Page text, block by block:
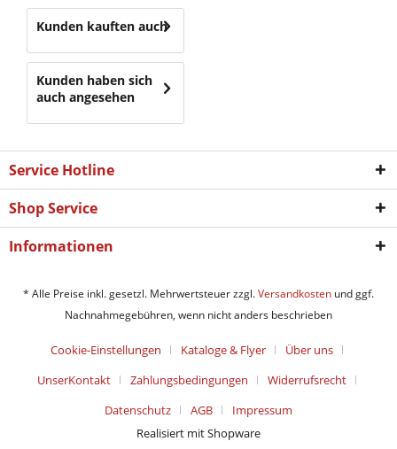
Kunden kauften auch
Kunden haben sich
auch angesehen
Service Hotline
Shop Service
Informationen
* Alle Preise inkl. gesetzl. Mehrwertsteuer zzgl.Versandkosten und ggf.
Nachnahmegebühren, wenn nicht anders beschrieben
Cookie-Einstellungen Kataloge & Flyer
Über uns
UnserKontakt
Zahlungsbedingungen
Widerrufsrecht
Datenschutz
AGB
Impressum
Realisiert mit Shopware